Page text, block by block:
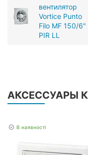
вентилятор
Vortice Punto
Filo MF 150/6"
PIR LL
АКСЕССУАРЫ
В наявності